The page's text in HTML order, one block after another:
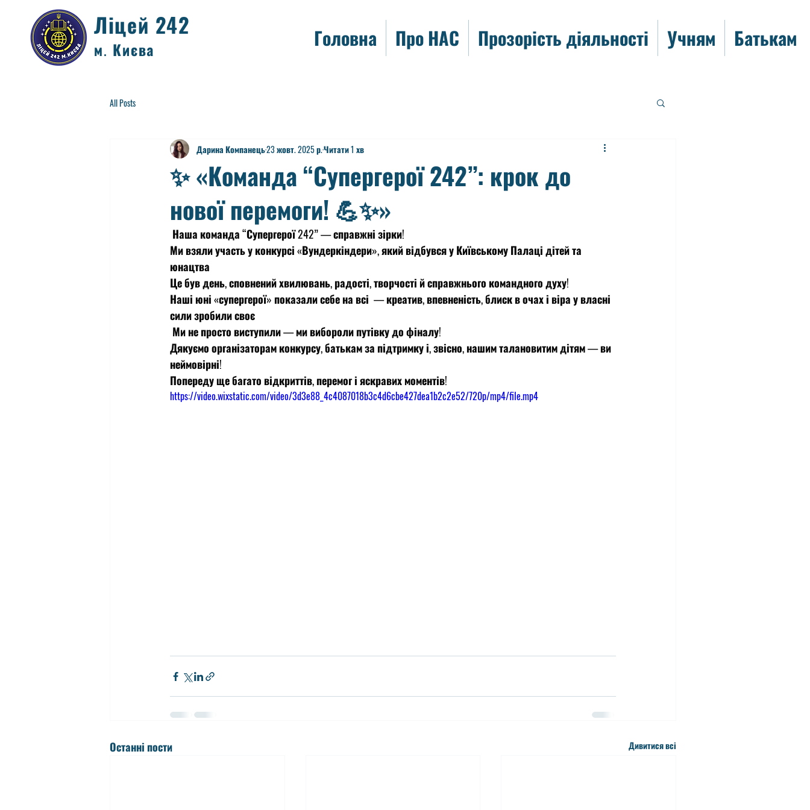
Ліцей 242
м. Києва Головна Про НАС Прозорість діяльності Учням Батькам
All Posts
✨ «Команда “Супергерої 242”: крок до
нової перемоги! 💪✨»
Дарина Компанець23 жовт. 2025 р.Читати 1 хв
Наша команда “Супергерої 242” — справжні зірки!
Ми взяли участь у конкурсі «Вундеркіндери», який відбувся у Київському Палаці дітей та
юнацтва
Це був день, сповнений хвилювань, радості, творчості й справжнього командного духу!
Наші юні «супергерої» показали себе на всі  — креатив, впевненість, блиск в очах і віра у власні
сили зробили своє
Ми не просто виступили — ми вибороли путівку до фіналу!
Дякуємо організаторам конкурсу, батькам за підтримку і, звісно, нашим талановитим дітям — ви
неймовірні!
Попереду ще багато відкриттів, перемог і яскравих моментів!
https://video.wixstatic.com/video/3d3e88_4c4087018b3c4d6cbe427dea1b2c2e52/720p/mp4/file.mp4
Останні пости Дивитися всі